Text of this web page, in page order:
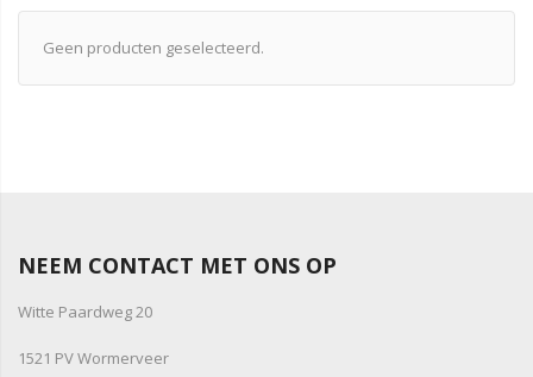
Geen producten geselecteerd.
NEEM CONTACT MET ONS OP
Witte Paardweg 20
1521 PV Wormerveer